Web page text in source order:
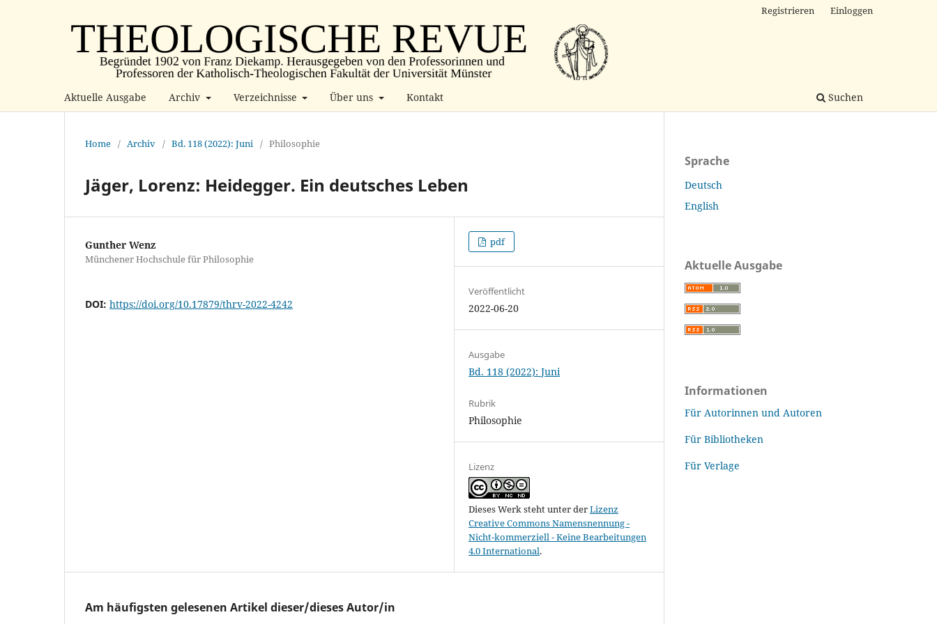
Aktuelle Ausgabe Archiv Verzeichnisse Über uns Kontakt Suchen
Registrieren Einloggen
Home / Archiv / Bd. 118 (2022): Juni / Philosophie
Jäger, Lorenz: Heidegger. Ein deutsches Leben
Gunther Wenz
Münchener Hochschule für Philosophie
DOI: https://doi.org/10.17879/thrv-2022-4242
pdf
Veröffentlicht
2022-06-20
Ausgabe
Bd. 118 (2022): Juni
Rubrik
Philosophie
Lizenz
Dieses Werk steht unter derLizenz
Creative Commons Namensnennung -
Nicht-kommerziell - Keine Bearbeitungen
4.0 International.
Am häufigsten gelesenen Artikel dieser/dieses Autor/in
Sprache
Deutsch
English
Aktuelle Ausgabe
Informationen
Für Autorinnen und Autoren
Für Bibliotheken
Für Verlage